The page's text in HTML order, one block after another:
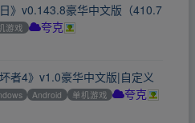
》v0.143.8豪华中文版（410.7
游戏 夸克
者4》v1.0豪华中文版|自定义
Android 单机游戏 夸克